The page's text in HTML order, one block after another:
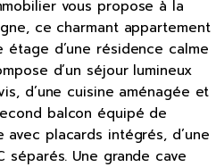
vous propose à la
ce charmant appartement
étage d’une résidence calme
d’un séjour lumineux
d’une cuisine aménagée et
balcon équipé de
avec placards intégrés, d’une
séparés. Une grande cave